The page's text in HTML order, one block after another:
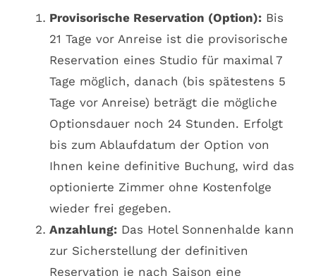
Provisorische Reservation (Option):Bis
21 Tage vor Anreise ist die provisorische
Reservation eines Studio für maximal 7
Tage möglich, danach (bis spätestens 5
Tage vor Anreise) beträgt die mögliche
Optionsdauer noch 24 Stunden. Erfolgt
bis zum Ablaufdatum der Option von
Ihnen keine definitive Buchung, wird das
optionierte Zimmer ohne Kostenfolge
wieder frei gegeben.
Anzahlung:Das Hotel Sonnenhalde kann
zur Sicherstellung der definitiven
Reservation je nach Saison eine